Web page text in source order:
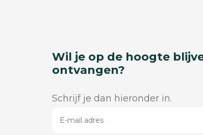
Wil je op de hoogte
ontvangen?
Schrijf je dan hieronder in.